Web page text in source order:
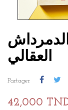
العقالي
Partager
42,000